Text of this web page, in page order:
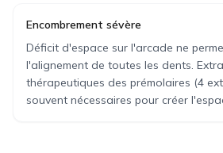
Encombrement sévère
Déficit d'espace sur l'arcade ne
l'alignement de toutes les dents.
thérapeutiques des prémolaires (4
souvent nécessaires pour créer